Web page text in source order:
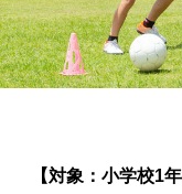
【対象：小学校1